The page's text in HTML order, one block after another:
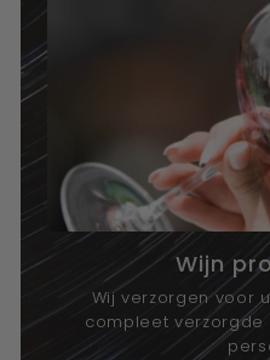
Wijn
Wij verzorgen voor
compleet verzorgde